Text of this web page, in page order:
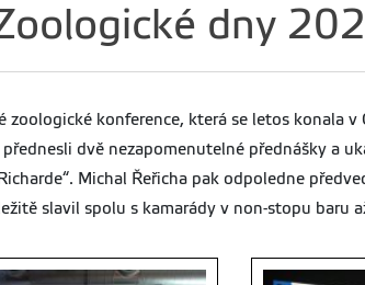
dny
konference, která se letos konala
dvě nezapomenutelné přednášky a
Michal Řeřicha pak odpoledne
slavil spolu s kamarády v non-stopu baru